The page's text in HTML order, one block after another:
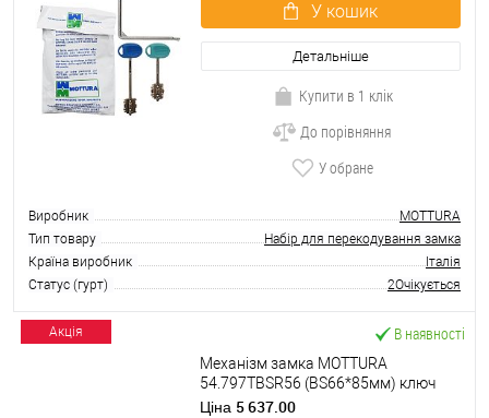
У кошик
Детальніше
Купити в 1 клік
До порівняння
У обране
Виробник
MOTTURA
Тип товару
Набір для перекодування замка
Країна виробник
Італія
Статус (гурт)
2Очікується
Акція В наявності
Механізм замка MOTTURA
54.797TBSR56 (BS66*85мм) ключ
60мм L лівий
Ціна 5 637.00